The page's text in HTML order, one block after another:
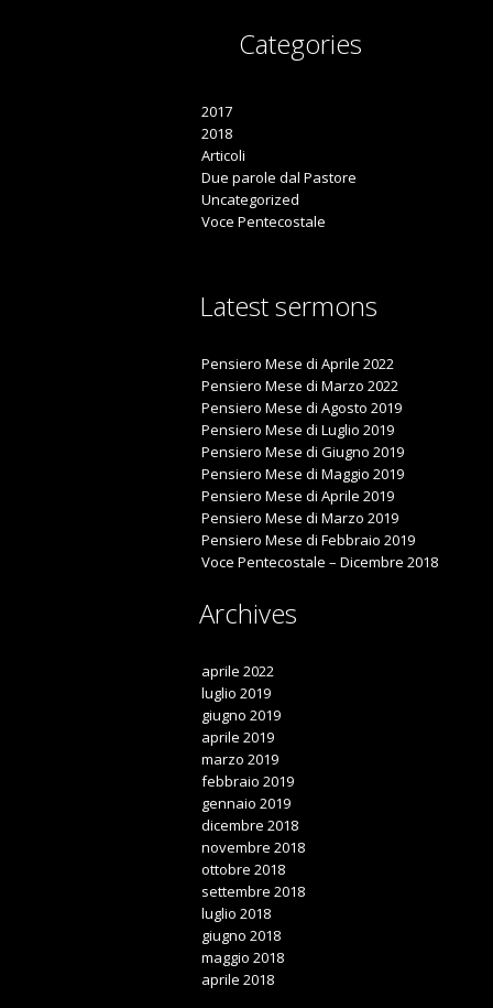
Categories
2017
2018
Articoli
Due parole dal Pastore
Uncategorized
Voce Pentecostale
Latest sermons
Pensiero Mese di Aprile 2022
Pensiero Mese di Marzo 2022
Pensiero Mese di Agosto 2019
Pensiero Mese di Luglio 2019
Pensiero Mese di Giugno 2019
Pensiero Mese di Maggio 2019
Pensiero Mese di Aprile 2019
Pensiero Mese di Marzo 2019
Pensiero Mese di Febbraio 2019
Voce Pentecostale – Dicembre 2018
Archives
aprile 2022
luglio 2019
giugno 2019
aprile 2019
marzo 2019
febbraio 2019
gennaio 2019
dicembre 2018
novembre 2018
ottobre 2018
settembre 2018
luglio 2018
giugno 2018
maggio 2018
aprile 2018